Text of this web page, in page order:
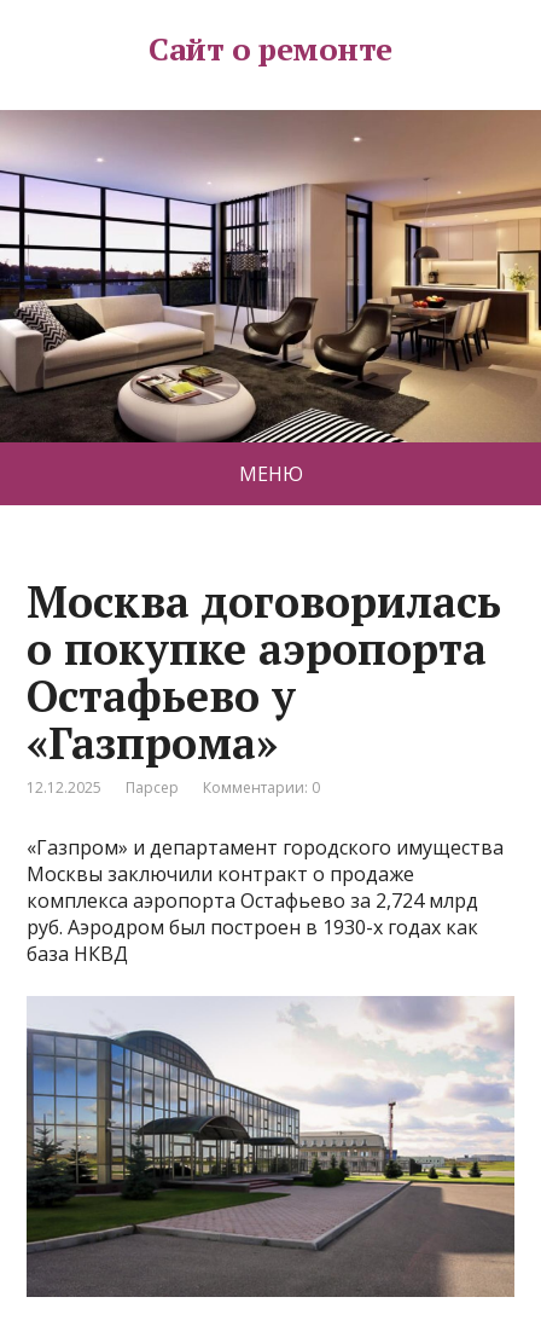
Сайт о ремонте
МЕНЮ
Москва договорилась
о покупке аэропорта
Остафьево у
«Газпрома»
12.12.2025 Парсер Комментарии: 0
«Газпром» и департамент городского имущества
Москвы заключили контракт о продаже
комплекса аэропорта Остафьево за 2,724 млрд
руб. Аэродром был построен в 1930-х годах как
база НКВД